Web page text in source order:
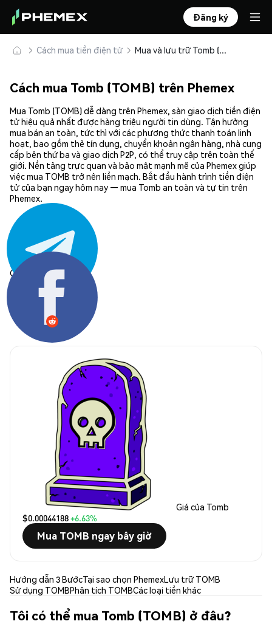
Đăng ký
Cách mua tiền điện tử Mua và lưu trữ Tomb (TOMB) an toàn
Cách mua Tomb (TOMB) trên Phemex
Mua Tomb (TOMB) dễ dàng trên Phemex, sàn giao dịch tiền điện
tử hiệu quả nhất được hàng triệu người tin dùng. Tận hưởng
mua bán an toàn, tức thì với các phương thức thanh toán linh
hoạt, bao gồm thẻ tín dụng, chuyển khoản ngân hàng, nhà cung
cấp bên thứ ba và giao dịch P2P, có thể truy cập trên toàn thế
giới. Nền tảng trực quan và bảo mật mạnh mẽ của Phemex giúp
việc mua TOMB trở nên liền mạch. Bắt đầu hành trình tiền điện
tử của bạn ngay hôm nay — mua Tomb an toàn và tự tin trên
Phemex.
Chia sẻ:
Giá của Tomb
$0.00044188+6.63%
Mua TOMB ngay bây giờ
Hướng dẫn 3 BướcTại sao chọn PhemexLưu trữ TOMB
Sử dụng TOMBPhân tích TOMBCác loại tiền khác
Tôi có thể mua Tomb (TOMB) ở đâu?